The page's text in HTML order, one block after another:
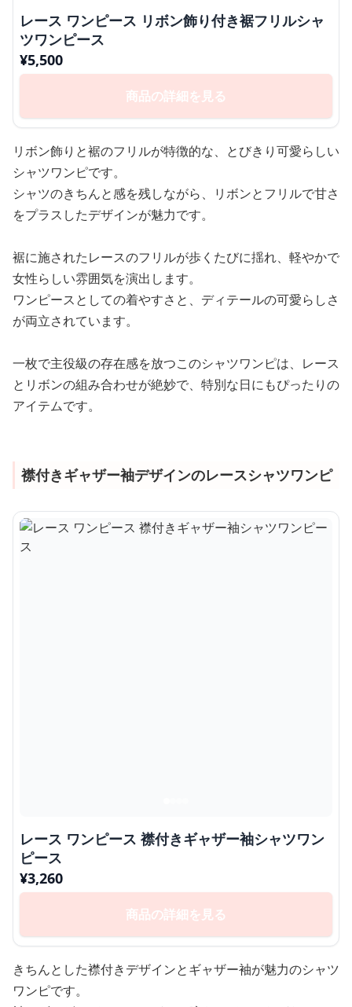
レース ワンピース リボン飾り付き裾フリルシャ
ツワンピース
¥5,500
商品の詳細を見る
リボン飾りと裾のフリルが特徴的な、とびきり可愛らしい
シャツワンピです。
シャツのきちんと感を残しながら、リボンとフリルで甘さ
をプラスしたデザインが魅力です。
裾に施されたレースのフリルが歩くたびに揺れ、軽やかで
女性らしい雰囲気を演出します。
ワンピースとしての着やすさと、ディテールの可愛らしさ
が両立されています。
一枚で主役級の存在感を放つこのシャツワンピは、レース
とリボンの組み合わせが絶妙で、特別な日にもぴったりの
アイテムです。
襟付きギャザー袖デザインのレースシャツワンピ
レース ワンピース 襟付きギャザー袖シャツワン
ピース
¥3,260
商品の詳細を見る
きちんとした襟付きデザインとギャザー袖が魅力のシャツ
ワンピです。